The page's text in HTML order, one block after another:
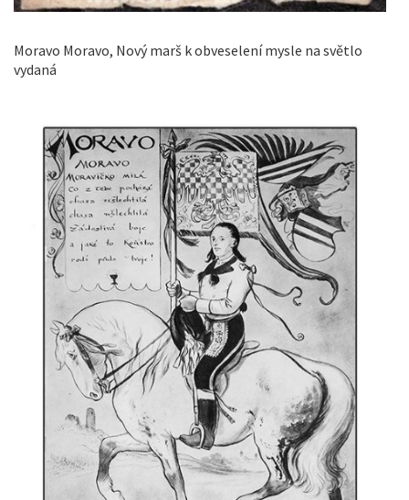
Moravo Moravo, Nový marš k obveselení mysle na světlo
vydaná